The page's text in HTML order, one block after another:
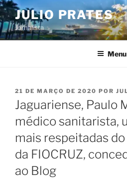
Pular
para
o
conteúdo
JULIO PRATES
Jornalista
Menu
PUBLICADO
EM
21 DE MARÇO DE 2020 POR
Jaguariense, Paulo
médico sanitarista,
mais respeitadas
da FIOCRUZ,
ao Blog